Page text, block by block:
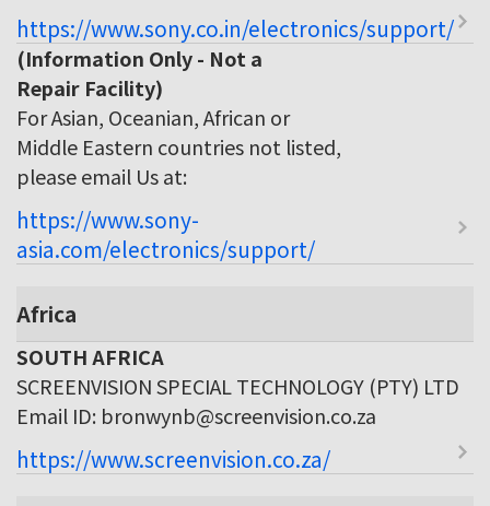
https://www.sony.co.in/electronics/support/
(Information Only - Not a
Repair Facility)
For Asian, Oceanian, African or
Middle Eastern countries not listed,
please email Us at:
https://www.sony-
asia.com/electronics/support/
Africa
SOUTH AFRICA
SCREENVISION SPECIAL TECHNOLOGY (PTY) LTD
Email ID: bronwynb@screenvision.co.za
https://www.screenvision.co.za/